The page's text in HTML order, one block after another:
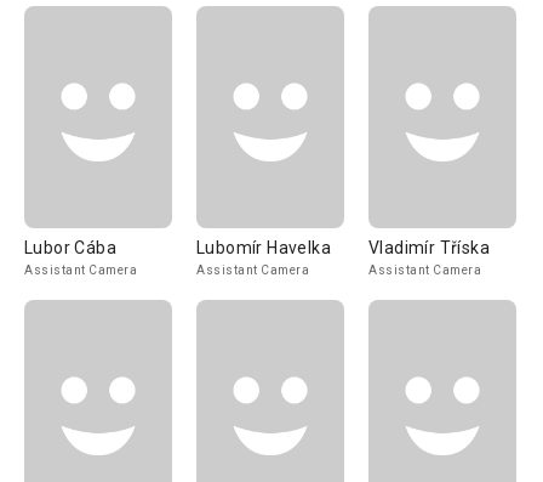
Lubor Cába
Assistant Camera
Lubomír Havelka
Assistant Camera
Vladimír Tříska
Assistant Camera